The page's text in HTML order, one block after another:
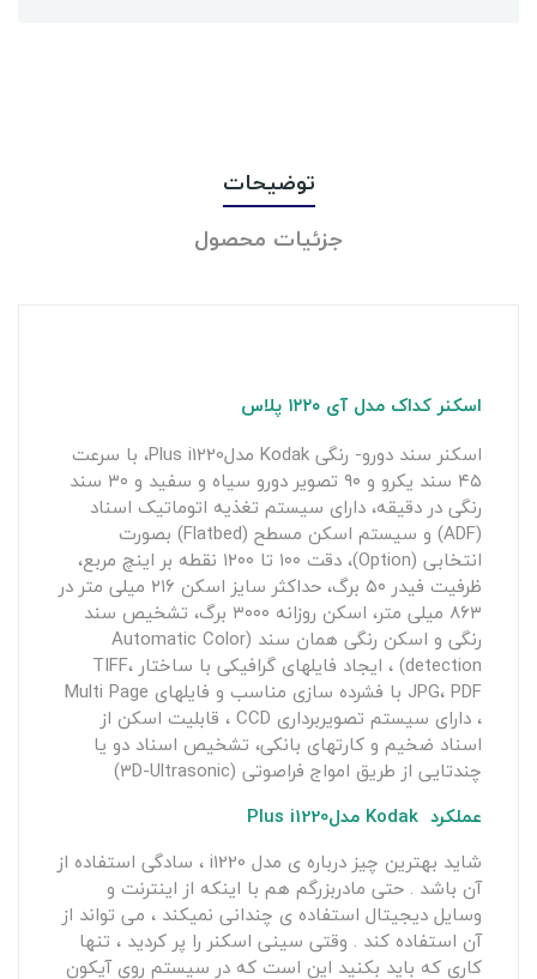
توضیحات
جزئیات محصول
اسکنر کداک مدل آی ۱۲۲۰ پلاس
اسکنر سند دورو- رنگی Kodak مدلPlus i1220، با سرعت
۴۵ سند یکرو و ۹۰ تصویر دورو سیاه و سفید و ۳۰ سند
رنگی در دقیقه، دارای سیستم تغذیه اتوماتیک اسناد
(ADF) و سیستم اسکن مسطح (Flatbed) بصورت
انتخابی (Option)، دقت ۱۰۰ تا ۱۲۰۰ نقطه بر اینچ مربع،
ظرفیت فیدر ۵۰ برگ، حداکثر سایز اسکن ۲۱۶ میلی متر در
۸۶۳ میلی متر، اسکن روزانه ۳۰۰۰ برگ، تشخیص سند
رنگی و اسکن رنگی همان سند (Automatic Color
detection) ، ایجاد فایلهای گرافیکی با ساختار TIFF،
JPG، PDF با فشرده سازی مناسب و فایلهای Multi Page
، دارای سیستم تصویربرداری CCD ، قابلیت اسکن از
اسناد ضخیم و کارتهای بانکی، تشخیص اسناد دو یا
چندتایی از طریق امواج فراصوتی (۳D-Ultrasonic)
عملکرد Kodak مدلPlus i1220
شاید بهترین چیز درباره ی مدل i1220 ، سادگی استفاده از
آن باشد . حتی مادربزرگم هم با اینکه از اینترنت و
وسایل دیجیتال استفاده ی چندانی نمیکند ، می تواند از
آن استفاده کند . وقتی سینی اسکنر را پر کردید ، تنها
کاری که باید بکنید این است که در سیستم روی آیکون